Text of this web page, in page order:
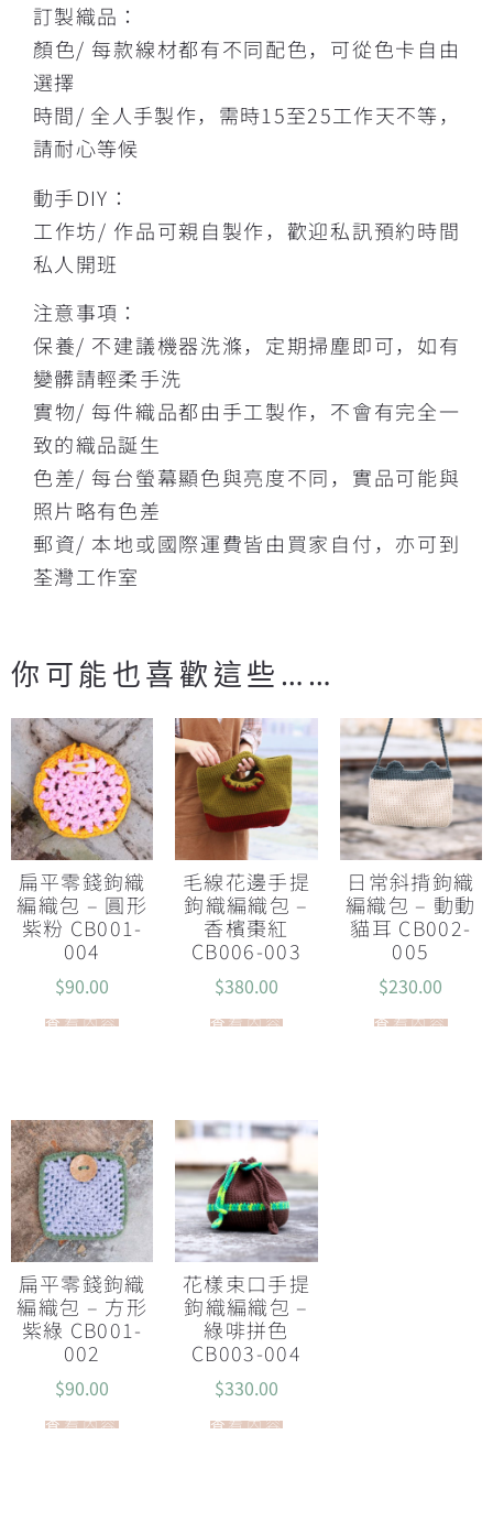
訂製織品：
顏色/ 每款線材都有不同配色，可從色卡自由
選擇
時間/ 全人手製作，需時15至25工作天不等，
請耐心等候
動手DIY：
工作坊/ 作品可親自製作，歡迎私訊預約時間
私人開班
注意事項：
保養/ 不建議機器洗滌，定期掃塵即可，如有
變髒請輕柔手洗
實物/ 每件織品都由手工製作，不會有完全一
致的織品誕生
色差/ 每台螢幕顯色與亮度不同，實品可能與
照片略有色差
郵資/ 本地或國際運費皆由買家自付，亦可到
荃灣工作室
你可能也喜歡這些……
扁平零錢鉤織
編織包 – 圓形
紫粉 CB001-
004
$90.00
查看內容
毛線花邊手提
鉤織編織包 –
香檳棗紅
CB006-003
$380.00
查看內容
日常斜揹鉤織
編織包 – 動動
貓耳 CB002-
005
$230.00
查看內容
扁平零錢鉤織
編織包 – 方形
紫綠 CB001-
002
$90.00
查看內容
花樣束口手提
鉤織編織包 –
綠啡拼色
CB003-004
$330.00
查看內容